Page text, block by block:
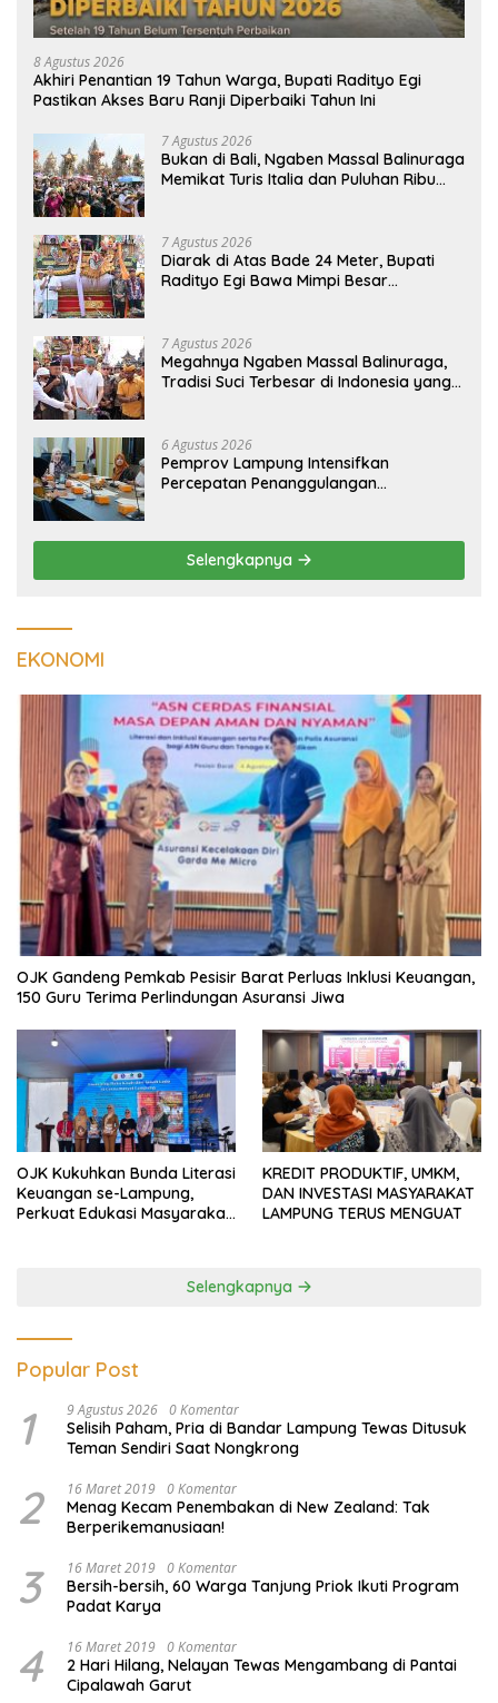
8 Agustus 2026
Akhiri Penantian 19 Tahun Warga, Bupati Radityo Egi
Pastikan Akses Baru Ranji Diperbaiki Tahun Ini
7 Agustus 2026
Bukan di Bali, Ngaben Massal Balinuraga
Memikat Turis Italia dan Puluhan Ribu
7 Agustus 2026
Diarak di Atas Bade 24 Meter, Bupati
Radityo Egi Bawa Mimpi Besar
7 Agustus 2026
Megahnya Ngaben Massal Balinuraga,
Tradisi Suci Terbesar di Indonesia yang
6 Agustus 2026
Pemprov Lampung Intensifkan
Percepatan Penanggulangan
Selengkapnya
EKONOMI
OJK Gandeng Pemkab Pesisir Barat Perluas Inklusi Keuangan,
150 Guru Terima Perlindungan Asuransi Jiwa
OJK Kukuhkan Bunda Literasi
Keuangan se-Lampung,
Perkuat Edukasi Masyarakat
KREDIT PRODUKTIF, UMKM,
DAN INVESTASI MASYARAKAT
LAMPUNG TERUS MENGUAT
Selengkapnya
Popular Post
1 9 Agustus 2026 0 Komentar
Selisih Paham, Pria di Bandar Lampung Tewas Ditusuk
Teman Sendiri Saat Nongkrong
2 16 Maret 2019 0 Komentar
Menag Kecam Penembakan di New Zealand: Tak
Berperikemanusiaan!
3 16 Maret 2019 0 Komentar
Bersih-bersih, 60 Warga Tanjung Priok Ikuti Program
Padat Karya
4 16 Maret 2019 0 Komentar
2 Hari Hilang, Nelayan Tewas Mengambang di Pantai
Cipalawah Garut